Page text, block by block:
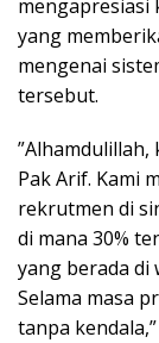
mengapresiasi
yang
mengenai
tersebut.
Pak Arif. Kami
rekrutmen di
di mana 30%
yang berada di
Selama masa
tanpa